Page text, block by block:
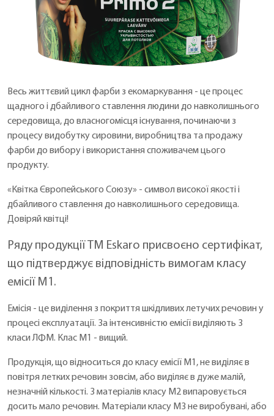
Весь життєвий цикл фарби з екомаркування - це процес
щадного і дбайливого ставлення людини до навколишнього
середовища, до власногомісця існування, починаючи з
процесу видобутку сировини, виробництва та продажу
фарби до вибору і використання споживачем цього
продукту.
«Квітка Європейського Союзу» - символ високої якості і
дбайливого ставлення до навколишнього середовища.
Довіряй квітці!
Ряду продукції ТМ Eskaro присвоєно сертифікат,
що підтверджує відповідність вимогам класу
емісії М1.
Емісія - це виділення з покриття шкідливих летучих речовин у
процесі експлуатації. За інтенсивністю емісії виділяють 3
класи ЛФМ. Клас М1 - вищий.
Продукція, що відноситься до класу емісії М1, не виділяє в
повітря летких речовин зовсім, або виділяє в дуже малій,
незначній кількості. З матеріалів класу М2 випаровується
досить мало речовин. Матеріали класу М3 не виробувані, або